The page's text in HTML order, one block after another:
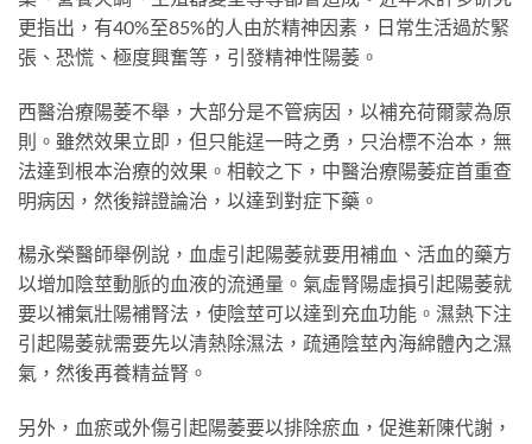
更指出，有40%至85%的人由於精神因素，日常生活過於緊
張、恐慌、極度興奮等，引發精神性陽萎。
西醫治療陽萎不舉，大部分是不管病因，以補充荷爾蒙為原
則。雖然效果立即，但只能逞一時之勇，只治標不治本，無
法達到根本治療的效果。相較之下，中醫治療陽萎症首重查
明病因，然後辯證論治，以達到對症下藥。
楊永榮醫師舉例說，血虛引起陽萎就要用補血、活血的藥方
以增加陰莖動脈的血液的流通量。氣虛腎陽虛損引起陽萎就
要以補氣壯陽補腎法，使陰莖可以達到充血功能。濕熱下注
引起陽萎就需要先以清熱除濕法，疏通陰莖內海綿體內之濕
氣，然後再養精益腎。
另外，血瘀或外傷引起陽萎要以排除瘀血，促進新陳代謝，